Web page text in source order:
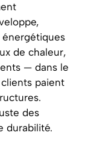
de chaleur,
— dans le
paient
des
durabilité.